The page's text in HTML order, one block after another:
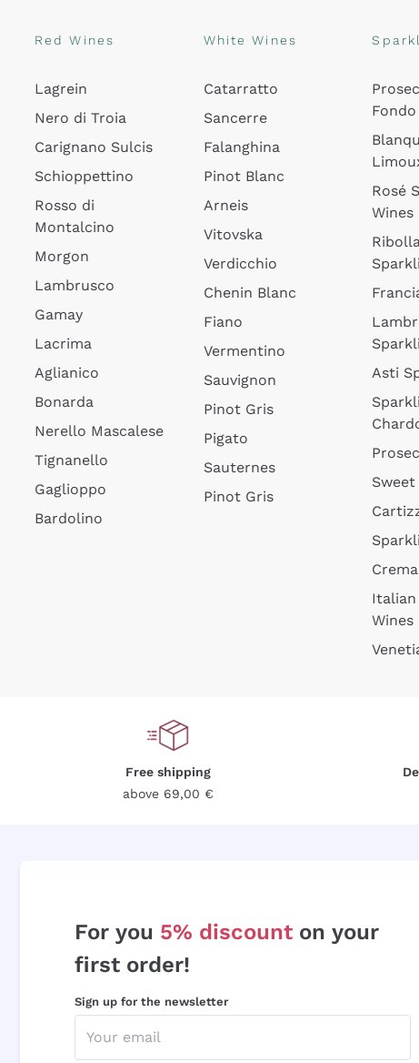
Red Wines
Lagrein
Nero di Troia
Carignano Sulcis
Schioppettino
Rosso di
Montalcino
Morgon
Lambrusco
Gamay
Lacrima
Aglianico
Bonarda
Nerello Mascalese
Tignanello
Gaglioppo
Bardolino
White Wines
Catarratto
Sancerre
Falanghina
Pinot Blanc
Arneis
Vitovska
Verdicchio
Chenin Blanc
Fiano
Vermentino
Sauvignon
Pinot Gris
Pigato
Sauternes
Pinot Gris
Fondo
Rosé
Wines
Asti
Wines
Free shipping
above 69,00 €
For you 5% discount on your
first order!
Sign up for the newsletter